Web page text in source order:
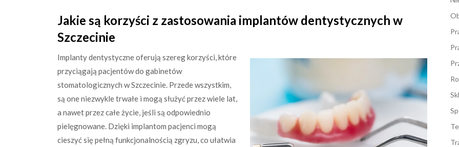
Jakie są korzyści z zastosowania implantów dentystycznych w
Szczecinie
Implanty dentystyczne oferują szereg korzyści, które
przyciągają pacjentów do gabinetów
stomatologicznych w Szczecinie. Przede wszystkim,
są one niezwykle trwałe i mogą służyć przez wiele lat,
a nawet przez całe życie, jeśli są odpowiednio
pielęgnowane. Dzięki implantom pacjenci mogą
cieszyć się pełną funkcjonalnością zgryzu, co ułatwia